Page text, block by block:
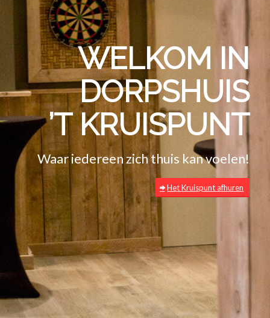
WELKOM IN
DORPSHUIS
’T KRUISPUNT
Waar iedereen zich thuis kan voelen!
Het Kruispunt afhuren